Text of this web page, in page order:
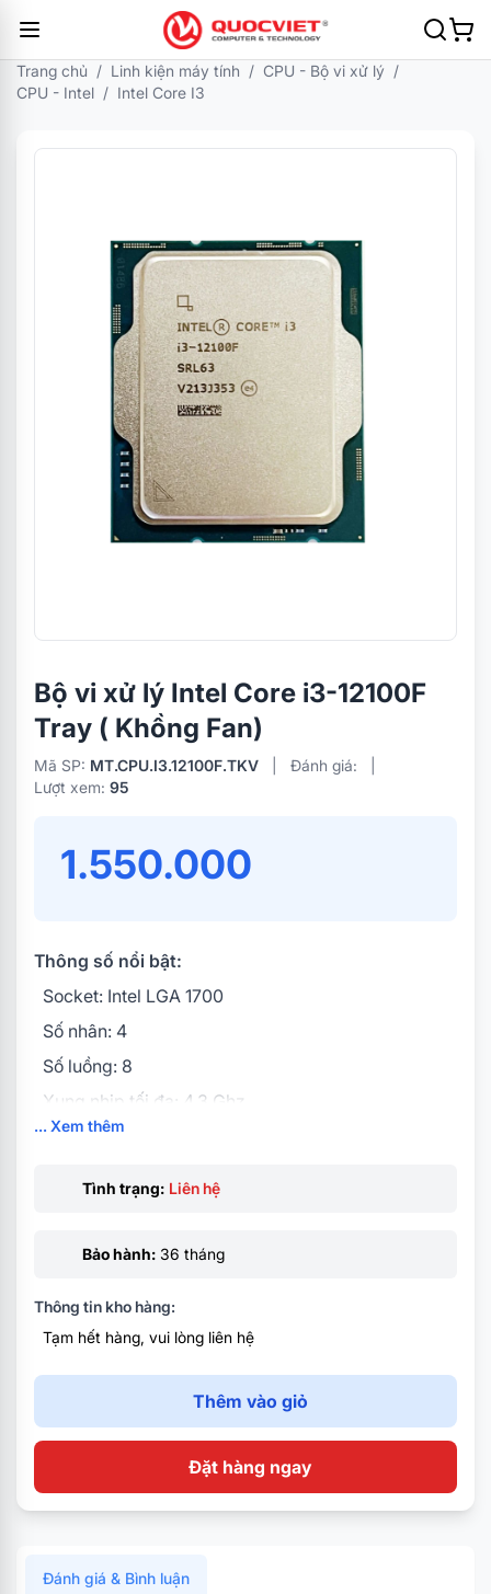
Trang chủ / Linh kiện máy tính / CPU - Bộ vi xử lý /
CPU - Intel / Intel Core I3
Bộ vi xử lý Intel Core i3-12100F
Tray ( Khồng Fan)
Mã SP: MT.CPU.I3.12100F.TKV Đánh giá:
Lượt xem: 95
1.550.000
Thông số nổi bật:
Socket: Intel LGA 1700
Số nhân: 4
Số luồng: 8
Xung nhịp tối đa: 4.3 Ghz
Bộ nhớ đệm: 12 MB
... Xem thêm
Tình trạng: Liên hệ
Bảo hành: 36 tháng
Thông tin kho hàng:
Tạm hết hàng, vui lòng liên hệ
Thêm vào giỏ
Đặt hàng ngay
Đánh giá & Bình luận